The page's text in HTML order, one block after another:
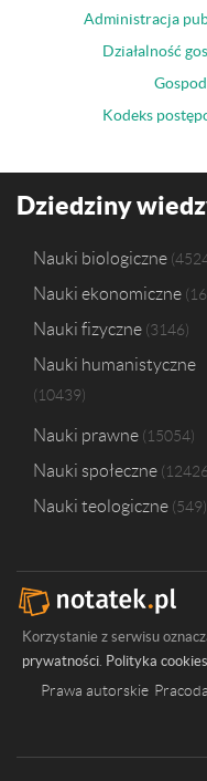
Administracja
Działalność
Kodeks
Dziedziny
Nauki biologiczne
Nauki ekonomiczne
Nauki fizyczne 3146
Nauki humanistyczne
10439
Nauki prawne 15054
Nauki społeczne 12426
Nauki teologiczne 549
Korzystanie z serwisu
prywatności. Polityka cookies
Prawa autorskie